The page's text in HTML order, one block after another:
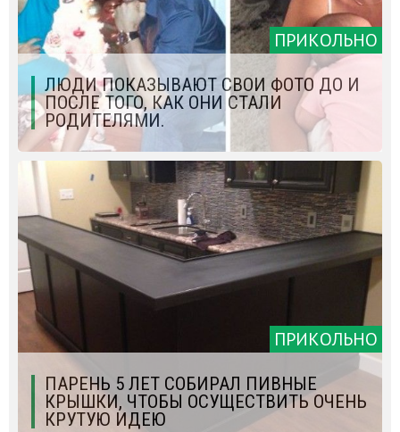
ПРИКОЛЬНО
ЛЮДИ ПОКАЗЫВАЮТ СВОИ ФОТО ДО И
ПОСЛЕ ТОГО, КАК ОНИ СТАЛИ
РОДИТЕЛЯМИ.
ПРИКОЛЬНО
ПАРЕНЬ 5 ЛЕТ СОБИРАЛ ПИВНЫЕ
КРЫШКИ, ЧТОБЫ ОСУЩЕСТВИТЬ ОЧЕНЬ
КРУТУЮ ИДЕЮ